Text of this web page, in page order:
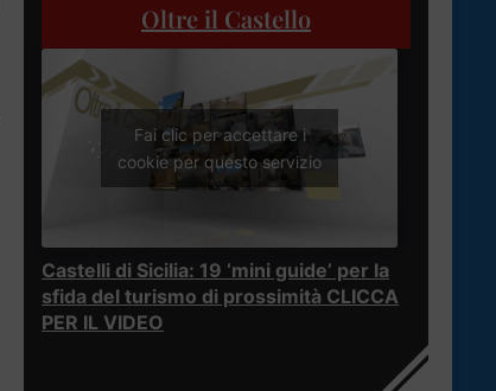
Oltre il Castello
Fai clic per accettare i
cookie per questo servizio
Castelli di Sicilia: 19 ‘mini guide’ per la
sfida del turismo di prossimità CLICCA
PER IL VIDEO